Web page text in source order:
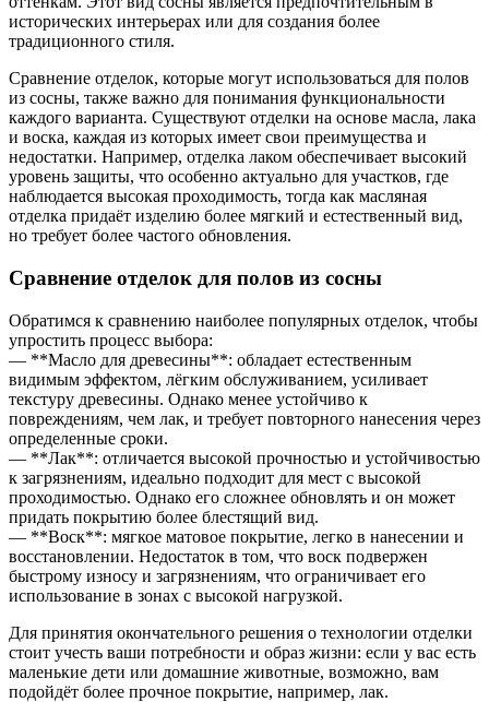
исторических интерьерах или для создания более
традиционного стиля.
Сравнение отделок, которые могут использоваться для полов
из сосны, также важно для понимания функциональности
каждого варианта. Существуют отделки на основе масла, лака
и воска, каждая из которых имеет свои преимущества и
недостатки. Например, отделка лаком обеспечивает высокий
уровень защиты, что особенно актуально для участков, где
наблюдается высокая проходимость, тогда как масляная
отделка придаёт изделию более мягкий и естественный вид,
но требует более частого обновления.
Сравнение отделок для полов из сосны
Обратимся к сравнению наиболее популярных отделок, чтобы
упростить процесс выбора:
— **Масло для древесины**: обладает естественным
видимым эффектом, лёгким обслуживанием, усиливает
текстуру древесины. Однако менее устойчиво к
повреждениям, чем лак, и требует повторного нанесения через
определенные сроки.
— **Лак**: отличается высокой прочностью и устойчивостью
к загрязнениям, идеально подходит для мест с высокой
проходимостью. Однако его сложнее обновлять и он может
придать покрытию более блестящий вид.
— **Воск**: мягкое матовое покрытие, легко в нанесении и
восстановлении. Недостаток в том, что воск подвержен
быстрому износу и загрязнениям, что ограничивает его
использование в зонах с высокой нагрузкой.
Для принятия окончательного решения о технологии отделки
стоит учесть ваши потребности и образ жизни: если у вас есть
маленькие дети или домашние животные, возможно, вам
подойдёт более прочное покрытие, например, лак.